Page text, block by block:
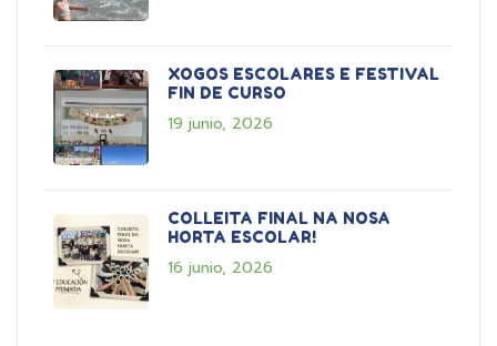
XOGOS ESCOLARES E FESTIVAL
FIN DE CURSO
19 junio, 2026
COLLEITA FINAL NA NOSA
HORTA ESCOLAR!
16 junio, 2026